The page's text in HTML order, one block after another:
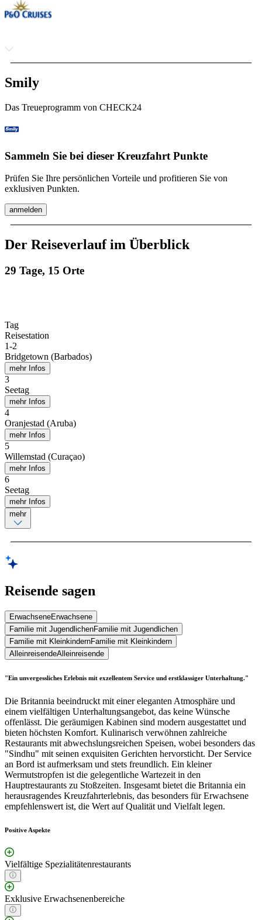
Smily
Das Treueprogramm von CHECK24
Sammeln Sie bei dieser Kreuzfahrt Punkte
Prüfen Sie Ihre persönlichen Vorteile und profitieren Sie von
exklusiven Punkten.
anmelden
Der Reiseverlauf im Überblick
29 Tage, 15 Orte
Tag
Reisestation
1-2
Bridgetown (Barbados)
mehr Infos
3
Seetag
mehr Infos
4
Oranjestad (Aruba)
mehr Infos
5
Willemstad (Curaçao)
mehr Infos
6
Seetag
mehr Infos
mehr
Reisende sagen
ErwachseneErwachsene
Familie mit JugendlichenFamilie mit Jugendlichen
Familie mit KleinkindernFamilie mit Kleinkindern
AlleinreisendeAlleinreisende
"Ein unvergessliches Erlebnis mit exzellentem Service und erstklassiger Unterhaltung."
Die Britannia beeindruckt mit einer eleganten Atmosphäre und
einem vielfältigen Unterhaltungsangebot, das keine Wünsche
offenlässt. Die geräumigen Kabinen sind modern ausgestattet und
bieten höchsten Komfort. Kulinarisch verwöhnen zahlreiche
Restaurants mit abwechslungsreichen Speisen, wobei besonders das
"Sindhu" mit seinen exquisiten Gerichten hervorsticht. Der Service
an Bord ist aufmerksam und stets freundlich. Ein kleiner
Wermutstropfen ist die gelegentliche Wartezeit in den
Hauptrestaurants zu Stoßzeiten. Insgesamt bietet die Britannia ein
herausragendes Kreuzfahrterlebnis, das besonders für Erwachsene
empfehlenswert ist, die Wert auf Qualität und Vielfalt legen.
Positive Aspekte
Vielfältige Spezialitätenrestaurants
Exklusive Erwachsenenbereiche